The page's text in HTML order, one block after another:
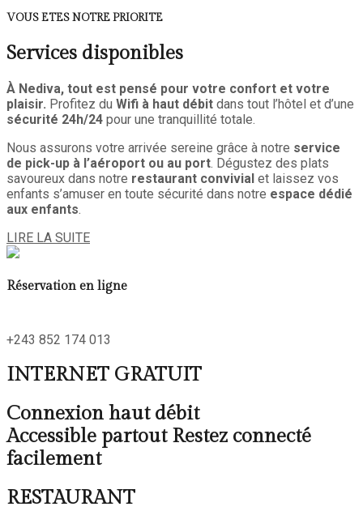
VOUS ETES NOTRE PRIORITE
Services disponibles
À Nediva, tout est pensé pour votre confort et votre
plaisir. Profitez du Wifi à haut débit dans tout l’hôtel et d’une
sécurité 24h/24 pour une tranquillité totale.
Nous assurons votre arrivée sereine grâce à notre service
de pick-up à l’aéroport ou au port. Dégustez des plats
savoureux dans notre restaurant convivial et laissez vos
enfants s’amuser en toute sécurité dans notre espace dédié
aux enfants.
LIRE LA SUITE
Réservation en ligne
+243 852 174 013
INTERNET GRATUIT
Connexion haut débit
Accessible partout Restez connecté
facilement
RESTAURANT